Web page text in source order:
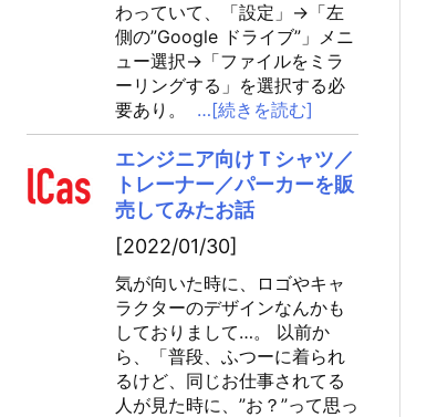
わっていて、「設定」→「左
側の”Google ドライブ”」メニ
ュー選択→「ファイルをミラ
ーリングする」を選択する必
要あり。
…[続きを読む]
エンジニア向けＴシャツ／
トレーナー／パーカーを販
売してみたお話
[2022/01/30]
気が向いた時に、ロゴやキャ
ラクターのデザインなんかも
しておりまして…。 以前か
ら、「普段、ふつーに着られ
るけど、同じお仕事されてる
人が見た時に、”お？”って思っ